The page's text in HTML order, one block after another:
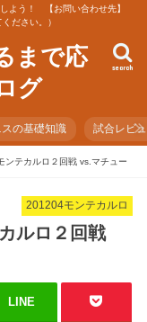
よう！ 【お問い合わせ先】
ださい。）
まで応
グ
search
スの基礎知識 試合レビ
ンテカルロ２回戦 vs.マチュー
201204モンテカルロ
ルロ２回戦
LINE